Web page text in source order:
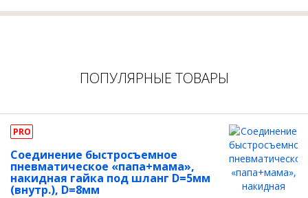
ПОПУЛЯРНЫЕ ТОВАРЫ
PRO
Соединение быстросъемное
пневматическое «папа+мама»,
накидная гайка под шланг D=5мм
(внутр.), D=8мм